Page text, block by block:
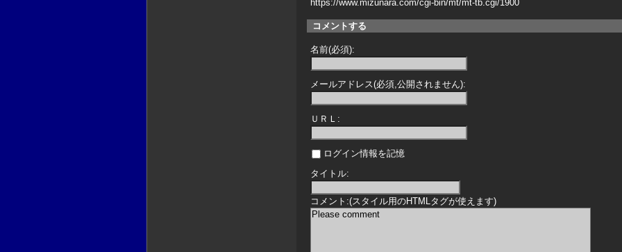
https://www.mizunara.com/cgi-bin/mt/mt-tb.cgi/1900
コメントする
名前(必須):
メールアドレス(必須,公開されません):
ＵＲＬ:
ログイン情報を記憶
タイトル:
コメント:(スタイル用のHTMLタグが使えます)